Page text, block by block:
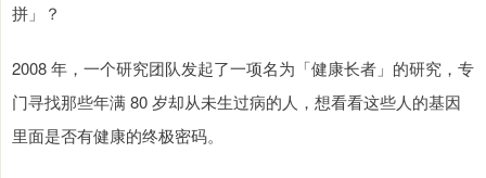
拼」？
2008 年，一个研究团队发起了一项名为「健康长者」的研究，专
门寻找那些年满 80 岁却从未生过病的人，想看看这些人的基因
里面是否有健康的终极密码。